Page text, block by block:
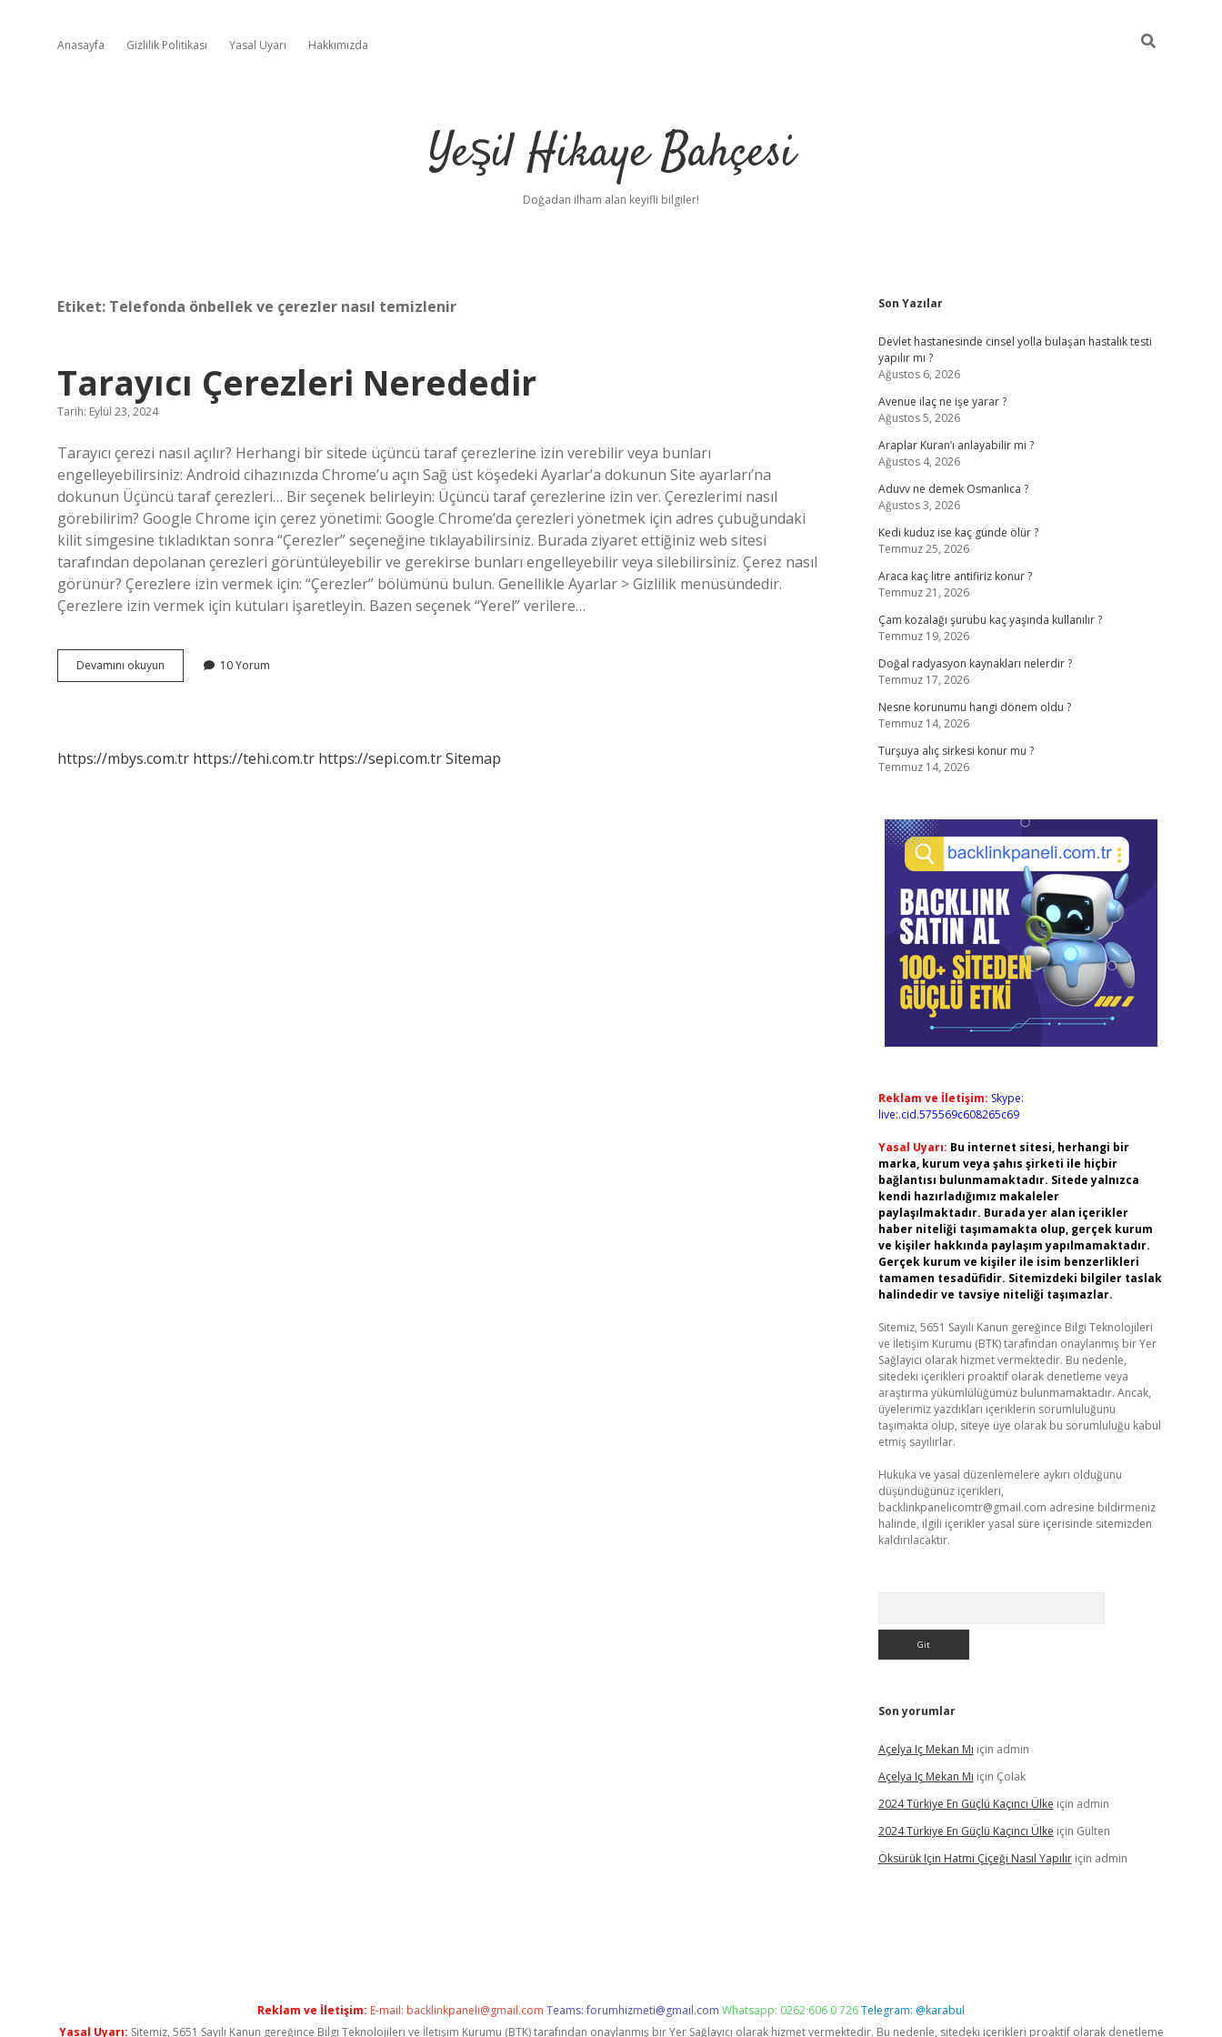
Anasayfa Gizlilik Politikası Yasal Uyarı Hakkımızda
Yeşil Hikaye Bahçesi
Doğadan ilham alan keyifli bilgiler!
Etiket: Telefonda önbellek ve çerezler nasıl temizlenir
Tarayıcı Çerezleri Nerededir
Tarih: Eylül 23, 2024
Tarayıcı çerezi nasıl açılır? Herhangi bir sitede üçüncü taraf çerezlerine izin verebilir veya bunları
engelleyebilirsiniz: Android cihazınızda Chrome’u açın Sağ üst köşedeki Ayarlar’a dokunun Site ayarları’na
dokunun Üçüncü taraf çerezleri… Bir seçenek belirleyin: Üçüncü taraf çerezlerine izin ver. Çerezlerimi nasıl
görebilirim? Google Chrome için çerez yönetimi: Google Chrome’da çerezleri yönetmek için adres çubuğundaki
kilit simgesine tıkladıktan sonra “Çerezler” seçeneğine tıklayabilirsiniz. Burada ziyaret ettiğiniz web sitesi
tarafından depolanan çerezleri görüntüleyebilir ve gerekirse bunları engelleyebilir veya silebilirsiniz. Çerez nasıl
görünür? Çerezlere izin vermek için: “Çerezler” bölümünü bulun. Genellikle Ayarlar > Gizlilik menüsündedir.
Çerezlere izin vermek için kutuları işaretleyin. Bazen seçenek “Yerel” verilere…
Devamını okuyun
Çerezleri
10 Yorum
https://mbys.com.tr https://tehi.com.tr https://sepi.com.trSitemap
Sidebar
Son Yazılar
Devlet hastanesinde cinsel yolla bulaşan hastalık testi
yapılır mı ?
Ağustos 6, 2026
Avenue ilaç ne işe yarar ?
Ağustos 5, 2026
Araplar Kuran’ı anlayabilir mi ?
Ağustos 4, 2026
Aduvv ne demek Osmanlıca ?
Ağustos 3, 2026
Kedi kuduz ise kaç günde ölür ?
Temmuz 25, 2026
Araca kaç litre antifiriz konur ?
Temmuz 21, 2026
Çam kozalağı şurubu kaç yaşında kullanılır ?
Temmuz 19, 2026
Doğal radyasyon kaynakları nelerdir ?
Temmuz 17, 2026
Nesne korunumu hangi dönem oldu ?
Temmuz 14, 2026
Turşuya alıç sirkesi konur mu ?
Temmuz 14, 2026
Reklam ve İletişim: Skype:
live:.cid.575569c608265c69
Yasal Uyarı: Bu internet sitesi, herhangi bir
marka, kurum veya şahıs şirketi ile hiçbir
bağlantısı bulunmamaktadır. Sitede yalnızca
kendi hazırladığımız makaleler
paylaşılmaktadır. Burada yer alan içerikler
haber niteliği taşımamakta olup, gerçek kurum
ve kişiler hakkında paylaşım yapılmamaktadır.
Gerçek kurum ve kişiler ile isim benzerlikleri
tamamen tesadüfidir. Sitemizdeki bilgiler taslak
halindedir ve tavsiye niteliği taşımazlar.
Sitemiz, 5651 Sayılı Kanun gereğince Bilgi Teknolojileri
ve İletişim Kurumu (BTK) tarafından onaylanmış bir Yer
Sağlayıcı olarak hizmet vermektedir. Bu nedenle,
sitedeki içerikleri proaktif olarak denetleme veya
araştırma yükümlülüğümüz bulunmamaktadır. Ancak,
üyelerimiz yazdıkları içeriklerin sorumluluğunu
taşımakta olup, siteye üye olarak bu sorumluluğu kabul
etmiş sayılırlar.
Hukuka ve yasal düzenlemelere aykırı olduğunu
düşündüğünüz içerikleri,
backlinkpanelicomtr@gmail.com adresine bildirmeniz
halinde, ilgili içerikler yasal süre içerisinde sitemizden
kaldırılacaktır.
Son yorumlar
Açelya Iç Mekan Mı için admin
Açelya Iç Mekan Mı için Çolak
2024 Türkiye En Güçlü Kaçıncı Ülke için admin
2024 Türkiye En Güçlü Kaçıncı Ülke için Gülten
Öksürük Için Hatmi Çiçeği Nasıl Yapılıriçin admin
Reklam ve İletişim: E-mail: backlinkpaneli@gmail.com Teams:forumhizmeti@gmail.com Whatsapp: 0262 606 0 726Telegram: @karabul
Yasal Uyarı: Sitemiz, 5651 Sayılı Kanun gereğince Bilgi Teknolojileri ve İletişim Kurumu (BTK) tarafından onaylanmış bir Yer Sağlayıcı olarak hizmet vermektedir. Bu nedenle, sitedeki içerikleri proaktif olarak denetleme